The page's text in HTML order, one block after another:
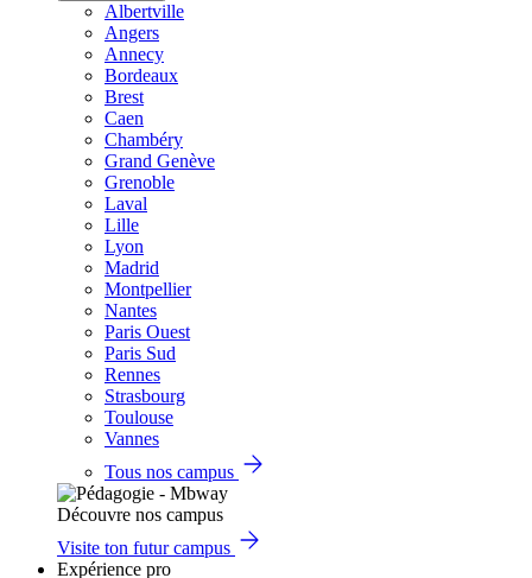
Albertville
Angers
Annecy
Bordeaux
Brest
Caen
Chambéry
Grand Genève
Grenoble
Laval
Lille
Lyon
Madrid
Montpellier
Nantes
Paris Ouest
Paris Sud
Rennes
Strasbourg
Toulouse
Vannes
Tous nos campus
Découvre nos campus
Visite ton futur campus
Expérience pro